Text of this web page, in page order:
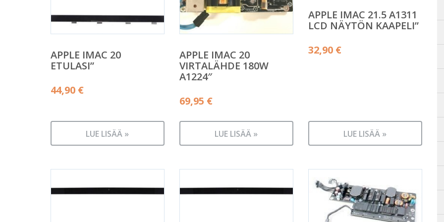
APPLE IMAC 20
ETULASI”
44,90 €
LUE LISÄÄ »
APPLE IMAC 20
VIRTALÄHDE 180W
A1224″
69,95 €
LUE LISÄÄ »
APPLE IMAC 21.5 A1311
LCD NÄYTÖN KAAPELI”
32,90 €
LUE LISÄÄ »